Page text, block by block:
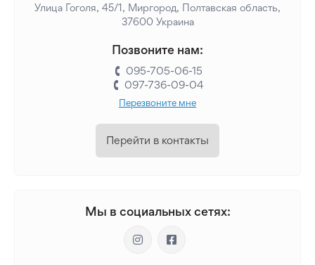
Улица Гоголя, 45/1, Миргород, Полтавская область,
37600 Украина
Позвоните нам:
095-705-06-15
097-736-09-04
Перезвоните мне
Перейти в контакты
Мы в социальных сетях: